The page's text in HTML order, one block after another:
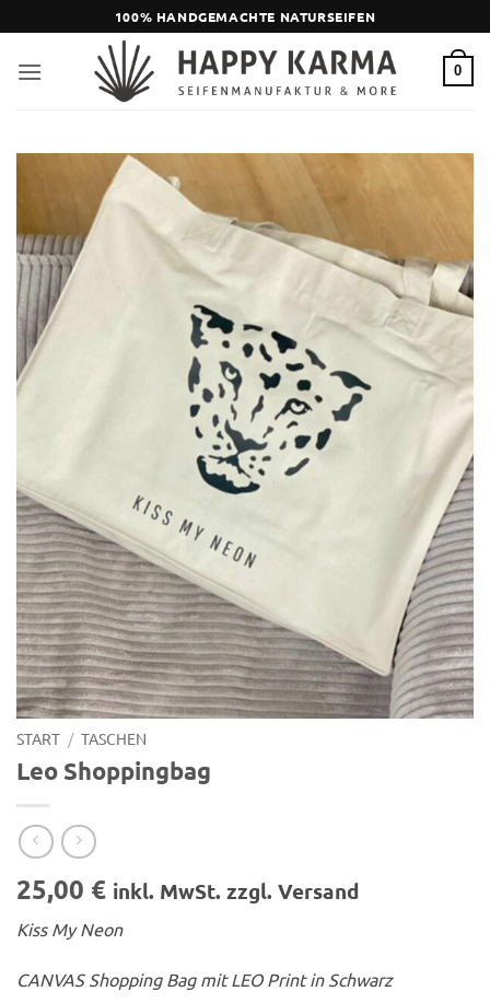
Inhalt
springen
100% HANDGEMACHTE NATURSEIFEN
0
START / TASCHEN
Leo Shoppingbag
25,00 € inkl. MwSt. zzgl. Versand
Kiss My Neon
CANVAS Shopping Bag mit LEO Print in Schwarz